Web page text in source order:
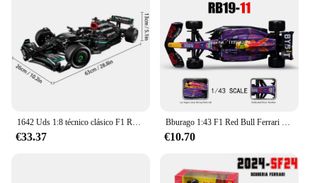
1642 Uds 1:8 técnico clásico F1 Racing 42171 bloques de construcción de rendimiento técnico Kit de modelos de supercoche DIY juguetes regalos para niños
€33.37
Bburago 1:43 F1 Red Bull Ferrari Mercedes Benz Aston Martin McLaren Alfa Romeo coche de lujo de aleación modelo de coche fundido a presión serie de juguetes
€10.70